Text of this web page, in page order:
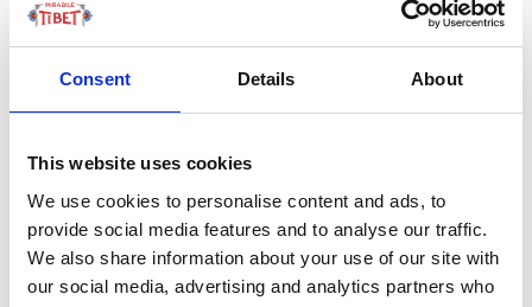
Consent Details About
This website uses cookies
We use cookies to personalise content and ads, to
provide social media features and to analyse our traffic.
We also share information about your use of our site with
our social media, advertising and analytics partners who